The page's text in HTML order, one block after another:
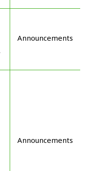
Announcements
Announcements